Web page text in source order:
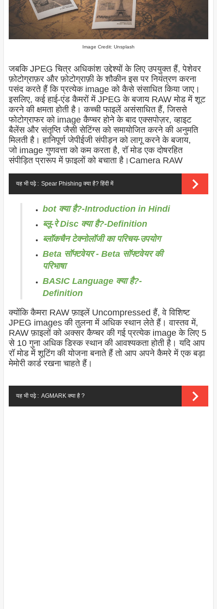
Image Credit: Unsplash
जबकि JPEG चित्र अधिकांश उद्देश्यों के लिए उपयुक्त हैं, पेशेवर
फ़ोटोग्राफ़र और फ़ोटोग्राफ़ी के शौकीन इस पर नियंत्रण करना
पसंद करते हैं कि प्रत्येक imageको कैसे संसाधित किया जाए।
इसलिए, कई हाई-एंड कैमरों में JPEG के बजाय RAW मोड में शूट
करने की क्षमता होती है। कच्ची फाइलें असंसाधित हैं, जिससे
फोटोग्राफर को imageकैप्चर होने के बाद एक्सपोज़र, व्हाइट
बैलेंस और संतृप्ति जैसी सेटिंग्स को समायोजित करने की अनुमति
मिलती है। हानिपूर्ण जेपीईजी संपीड़न को लागू करने के बजाय,
जो imageगुणवत्ता को कम करता है, रॉ मोड एक दोषरहित
संपीड़ित प्रारूप में फ़ाइलों को बचाता है। Camera RAW
यह भी पढ़े : Spear Phishing क्या है? हिंदी में
bot क्या है?-Introduction in Hindi
ब्लू-रे Disc क्या है?-Definition
ब्लॉकचैन टेक्नोलॉजी का परिचय-उपयोग
Beta सॉफ्टवेयर - Beta सॉफ्टवेयर की
परिभाषा
BASIC Language क्या है?-
Definition
क्योंकि कैमरा RAW फ़ाइलें Uncompressed हैं, वे विशिष्ट
JPEG imagesकी तुलना में अधिक स्थान लेते हैं। वास्तव में,
RAW फ़ाइलों को अक्सर कैप्चर की गई प्रत्येक imageके लिए 5
से 10 गुना अधिक डिस्क स्थान की आवश्यकता होती है। यदि आप
रॉ मोड में शूटिंग की योजना बनाते हैं तो आप अपने कैमरे में एक बड़ा
मेमोरी कार्ड रखना चाहते हैं।
यह भी पढ़े : AGMARK क्या है ?